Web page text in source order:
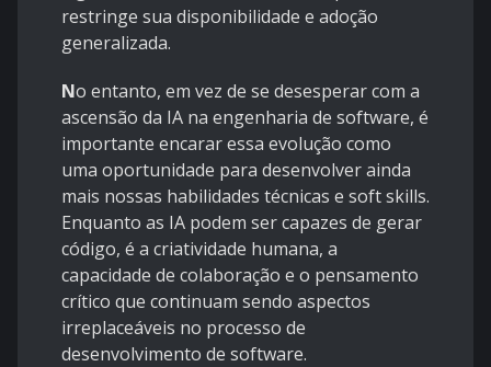
restringe sua disponibilidade e adoção
generalizada.
No entanto, em vez de se desesperar com a
ascensão da IA na engenharia de software, é
importante encarar essa evolução como
uma oportunidade para desenvolver ainda
mais nossas habilidades técnicas e soft skills.
Enquanto as IA podem ser capazes de gerar
código, é a criatividade humana, a
capacidade de colaboração e o pensamento
crítico que continuam sendo aspectos
irreplaceáveis no processo de
desenvolvimento de software.